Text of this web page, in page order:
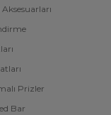
Prizler
Bar